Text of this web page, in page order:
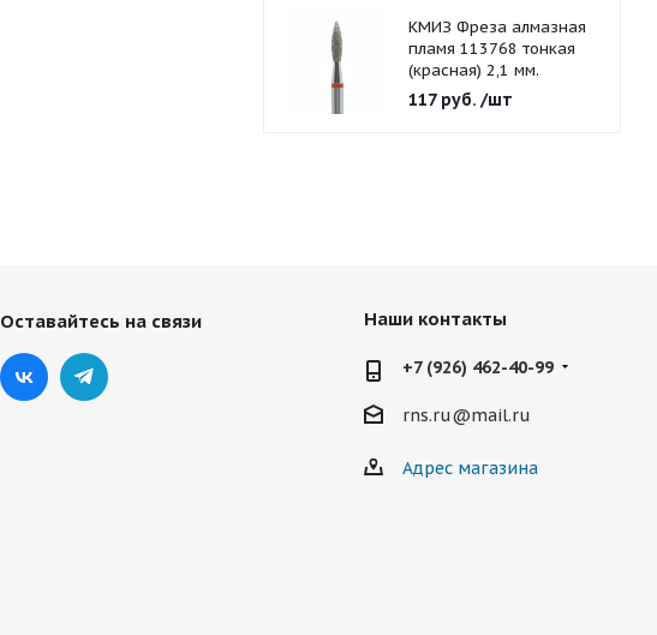
КМИЗ Фреза алмазная
пламя 113768 тонкая
(красная) 2,1 мм.
117руб. /шт
Оставайтесь на связи Наши контакты
+7 (926) 462-40-99
rns.ru@mail.ru
Адрес магазина